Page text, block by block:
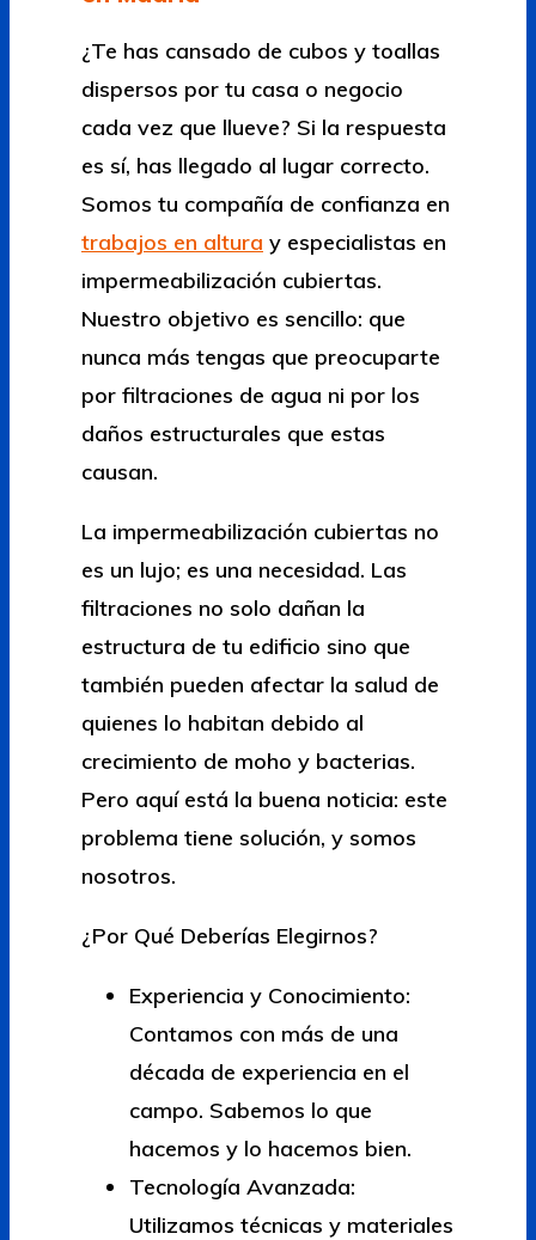
¿Te has cansado de cubos y toallas
dispersos por tu casa o negocio
cada vez que llueve? Si la respuesta
es sí, has llegado al lugar correcto.
Somos tu compañía de confianza en
trabajos en altura y especialistas en
impermeabilización cubiertas.
Nuestro objetivo es sencillo: que
nunca más tengas que preocuparte
por filtraciones de agua ni por los
daños estructurales que estas
causan.
La impermeabilización cubiertas no
es un lujo; es una necesidad. Las
filtraciones no solo dañan la
estructura de tu edificio sino que
también pueden afectar la salud de
quienes lo habitan debido al
crecimiento de moho y bacterias.
Pero aquí está la buena noticia: este
problema tiene solución, y somos
nosotros.
¿Por Qué Deberías Elegirnos?
Experiencia y Conocimiento:
Contamos con más de una
década de experiencia en el
campo. Sabemos lo que
hacemos y lo hacemos bien.
Tecnología Avanzada:
Utilizamos técnicas y materiales